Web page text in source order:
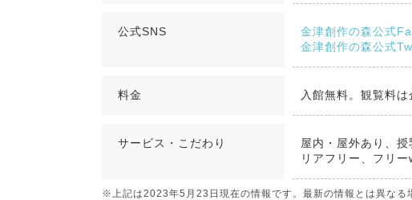
公式SNS
金津創作の森公式
金津創作の森公式
料金 入館無料。観覧料は
サービス・こだわり
屋内・屋外あり、
リアフリー、フリ
※上記は2023年5月23日現在の情報です。最新の情報とは異なる